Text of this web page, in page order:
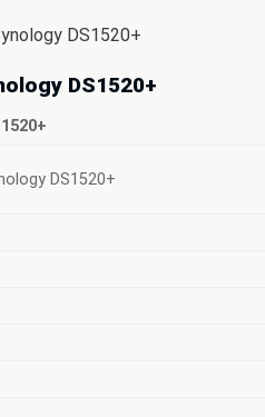
DS1520+